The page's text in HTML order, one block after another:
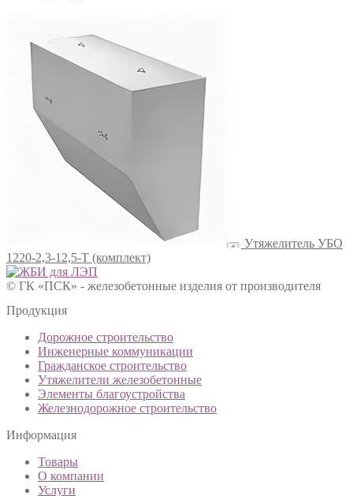
Утяжелитель УБО
1220-2,3-12,5-Т (комплект)
© ГК «ПСК» - железобетонные изделия от производителя
Продукция
Дорожное строительство
Инженерные коммуникации
Гражданское строительство
Утяжелители железобетонные
Элементы благоустройства
Железнодорожное строительство
Информация
Товары
О компании
Услуги